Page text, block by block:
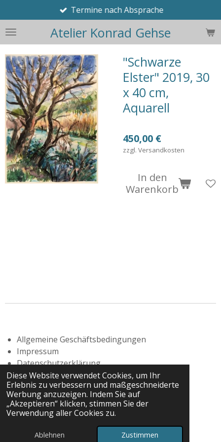
Diese Website verwendet Cookies, um Ihr
Erlebnis zu verbessern und maßgeschneiderte
Werbung anzuzeigen. Indem Sie auf
„Akzeptieren“ klicken, stimmen Sie der
Verwendung aller Cookies zu.
Ablehnen Zustimmen
Hauptinhalt
springen
Atelier Konrad Gehse
Termine nach Absprache
"Schwarze
Elster" 2019, 30
x 40 cm,
Aquarell
450,00 €
zzgl. Versandkosten
In den
Warenkorb
Allgemeine Geschäftsbedingungen
Impressum
Datenschutzerklärung
Widerrufsbelehrung
© 2025 - 2026 Atelier Konrad Gehse
Mit Unterstützung von Webador